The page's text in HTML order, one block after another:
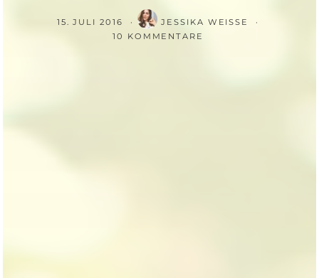
15. JULI 2016
JESSIKA WEISSE
10 KOMMENTARE